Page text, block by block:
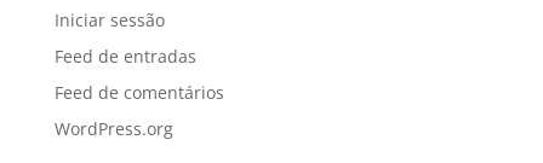
Iniciar sessão
Feed de entradas
Feed de comentários
WordPress.org